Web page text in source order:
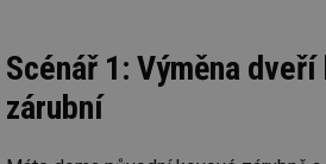
Scénář 1: Výměna
zárubní